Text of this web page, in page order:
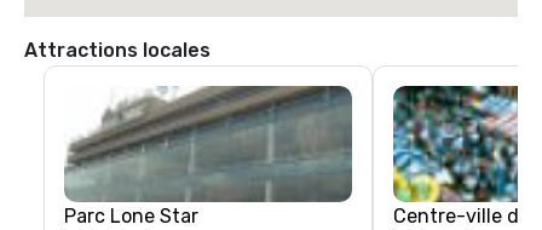
Attractions locales
Parc Lone Star Centre-ville de